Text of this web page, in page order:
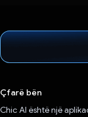
Çfarë bën
Chic AI është një